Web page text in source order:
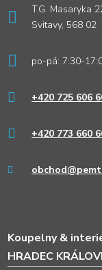
T.G. Masaryka
Svitavy, 568 02
po-pá: 7:30-
+420 725 606
+420 773 660
Koupelny &
HRADEC